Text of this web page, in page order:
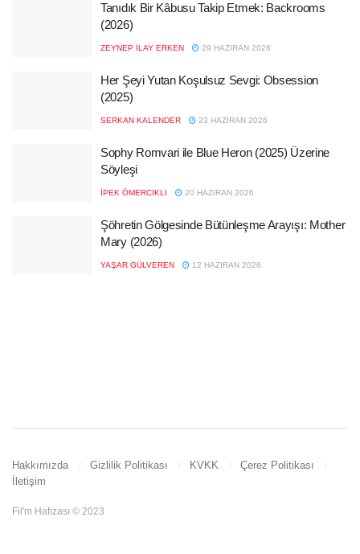
Tanıdık Bir Kâbusu Takip Etmek: Backrooms
(2026)
ZEYNEP İLAY ERKEN 29 HAZIRAN 2026
Her Şeyi Yutan Koşulsuz Sevgi: Obsession
(2025)
SERKAN KALENDER 23 HAZIRAN 2026
Sophy Romvari ile Blue Heron (2025) Üzerine
Söyleşi
İPEK ÖMERCIKLI 20 HAZIRAN 2026
Şöhretin Gölgesinde Bütünleşme Arayışı: Mother
Mary (2026)
YAŞAR GÜLVEREN 12 HAZIRAN 2026
Hakkımızda Gizlilik Politikası KVKK
Çerez Politikası
İletişim
Fil'm Hafızası © 2023